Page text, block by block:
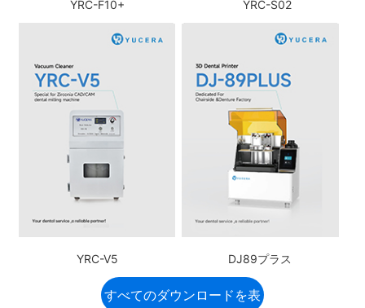
YRC-F10+ YRC-S02
YRC-V5 DJ89プラス
すべてのダウンロードを表